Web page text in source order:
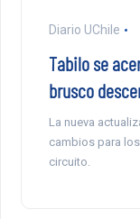
Diario UChile
Tabilo se
brusco
La nueva
cambios para
circuito.